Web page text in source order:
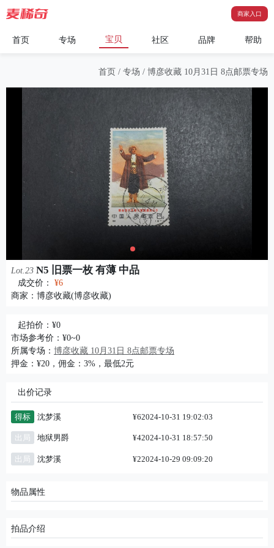
商家入口
首页 专场 宝贝 社区 品牌 帮助
首页 / 专场 / 博彦收藏 10月31日 8点邮票专场
Lot.23 N5 旧票一枚 有薄 中品
成交价： ¥6
商家： 博彦收藏(博彦收藏)
起拍价：¥0
市场参考价：¥0~0
所属专场： 博彦收藏 10月31日 8点邮票专场
押金：¥20，佣金：3%，最低2元
出价记录
得标 沈梦溪 ¥62024-10-31 19:02:03
出局 地狱男爵 ¥42024-10-31 18:57:50
出局 沈梦溪 ¥22024-10-29 09:09:20
物品属性
拍品介绍